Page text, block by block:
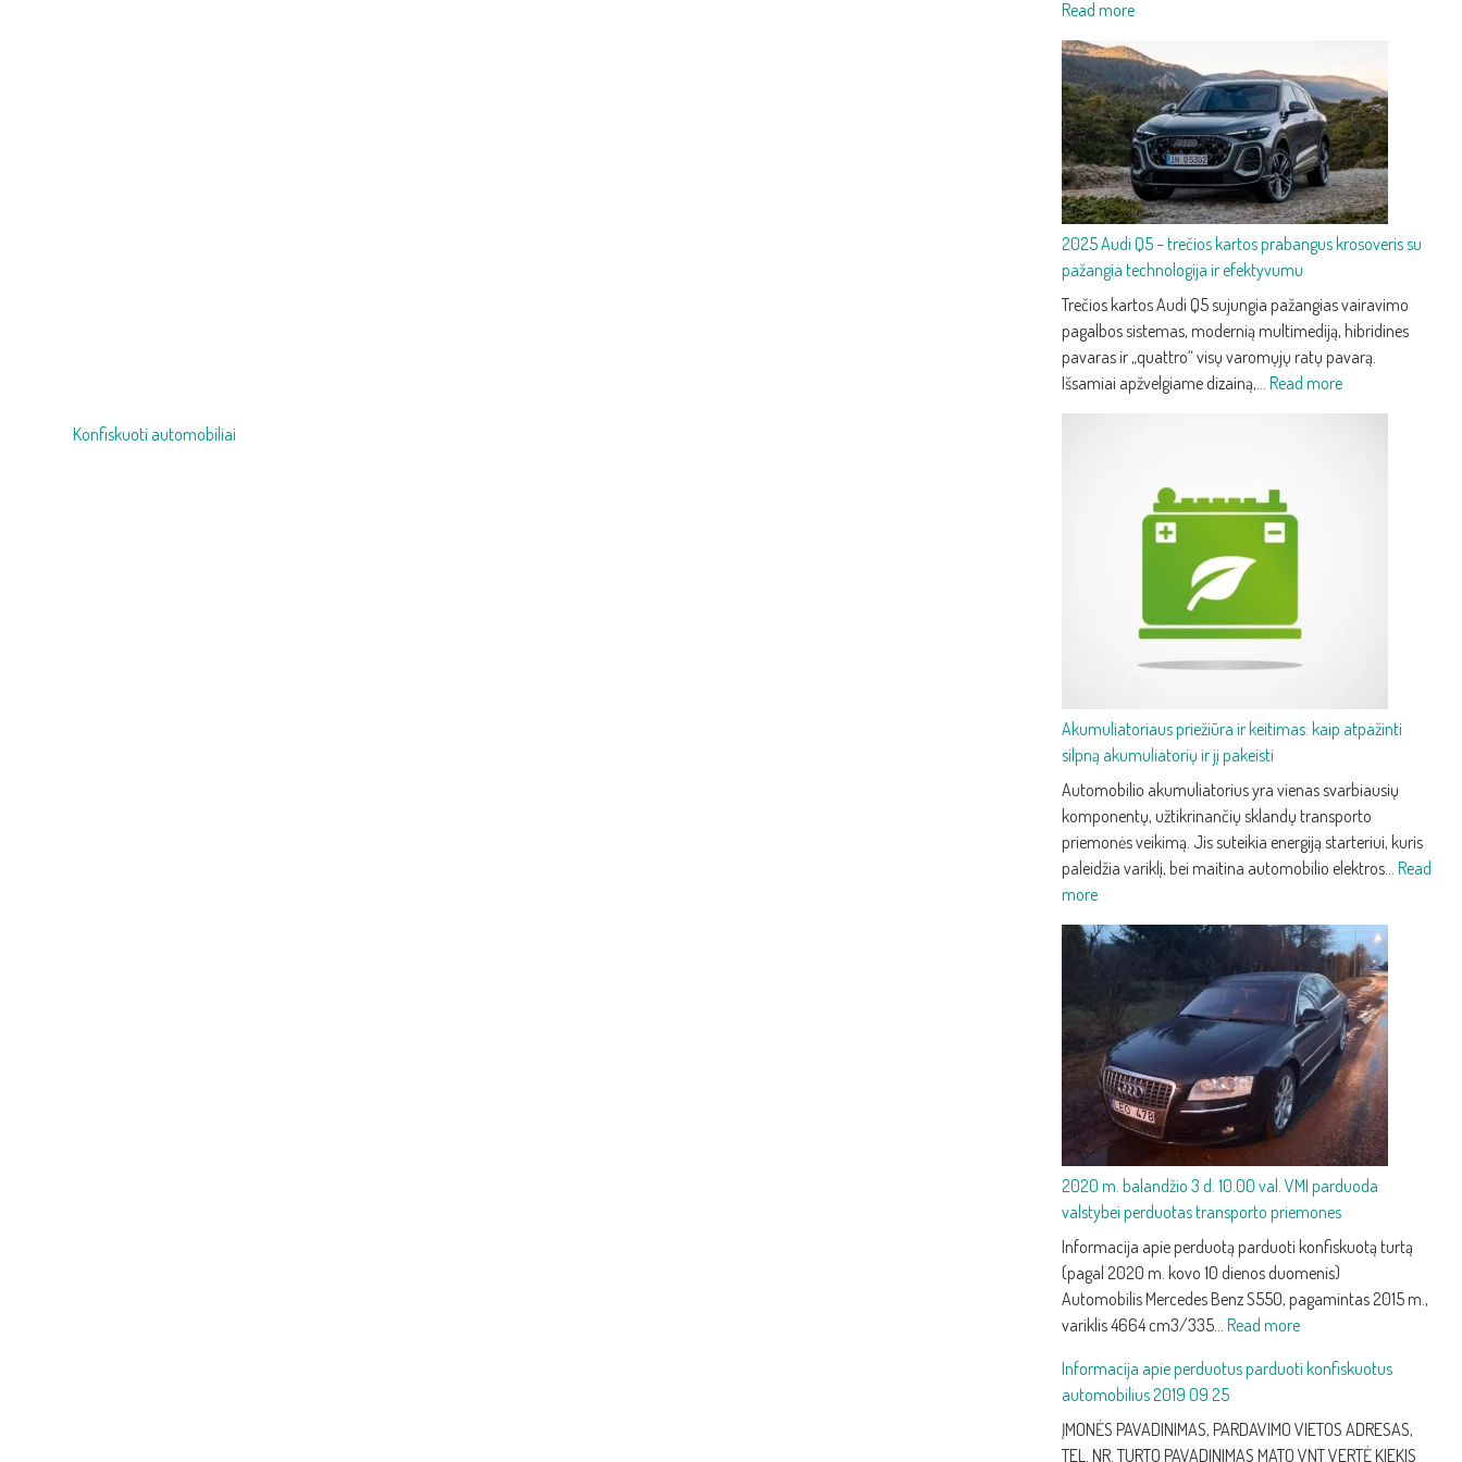
Navigacija
Konfiskuoti automobiliai
Read more:
Audi
Q3
–
trečios
kartos
kompaktiškas
premium
SUV
su
nauju
dizainu
technologijomis
2025 Audi Q5 – trečios kartos prabangus krosoveris su
pažangia technologija ir efektyvumu
Trečios kartos Audi Q5 sujungia pažangias vairavimo
pagalbos sistemas, modernią multimediją, hibridines
pavaras ir „quattro“ visų varomųjų ratų pavarą.
Išsamiai apžvelgiame dizainą,… Read more:
efektyvumu
Akumuliatoriaus priežiūra ir keitimas: kaip atpažinti
silpną akumuliatorių ir jį pakeisti
Automobilio akumuliatorius yra vienas svarbiausių
komponentų, užtikrinančių sklandų transporto
priemonės veikimą. Jis suteikia energiją starteriui, kuris
paleidžia variklį, bei maitina automobilio elektros… Read
more:
priežiūra
keitimas:
kaip
atpažinti
silpną
akumuliatorių
jį
pakeisti
2020 m. balandžio 3 d. 10.00 val. VMI parduoda
valstybei perduotas transporto priemones
Informacija apie perduotą parduoti konfiskuotą turtą
(pagal 2020 m. kovo 10 dienos duomenis)
Automobilis Mercedes Benz S550, pagamintas 2015 m.,
variklis 4664 cm3/335… Read more:
m.
3
d.
Informacija apie perduotus parduoti konfiskuotus
automobilius 2019 09 25
ĮMONĖS PAVADINIMAS, PARDAVIMO VIETOS ADRESAS,
TEL. NR. TURTO PAVADINIMAS MATO VNT VERTĖ KIEKIS